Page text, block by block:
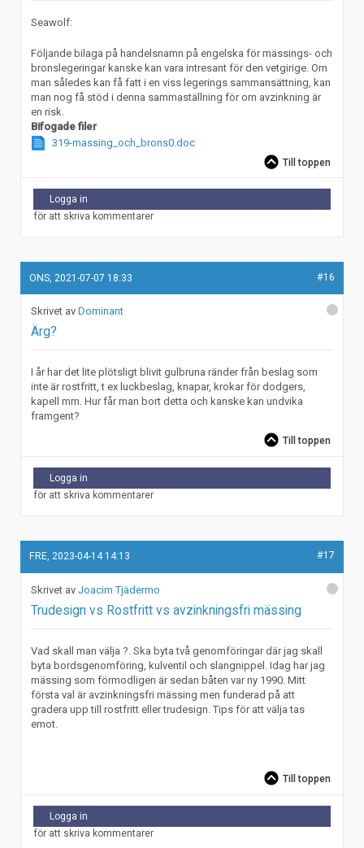
Seawolf:
Följande bilaga på handelsnamn på engelska för mässings- och
bronslegeringar kanske kan vara intresant för den vetgirige. Om
man således kan få fatt i en viss legerings sammansättning, kan
man nog få stöd i denna sammaställning för om avzinkning är
en risk.
Bifogade filer
319-massing_och_brons0.doc
Till toppen
Logga in
för att skriva kommentarer
ONS, 2021-07-07 18:33 #16
Dominant
Ärg?
I år har det lite plötsligt blivit gulbruna ränder från beslag som
inte är rostfritt, t ex luckbeslag, knapar, krokar för dodgers,
kapell mm. Hur får man bort detta och kanske kan undvika
framgent?
Till toppen
Logga in
för att skriva kommentarer
FRE, 2023-04-14 14:13 #17
Joacim Tjädermo
Trudesign vs Rostfritt vs avzinkningsfri mässing
Vad skall man välja ?. Ska byta två genomföringar där jag skall
byta bordsgenomföring, kulventil och slangnippel. Idag har jag
mässing som förmodligen är sedan båten var ny 1990. Mitt
första val är avzinkningsfri mässing men funderad på att
gradera upp till rostfritt eller trudesign. Tips för att välja tas
emot.
Till toppen
Logga in
för att skriva kommentarer